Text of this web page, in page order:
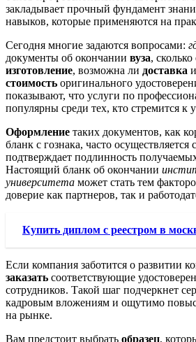
закладывает прочный фундамент
навыков, которые применяются на
Сегодня многие задаются вопросами:
документы об окончании вуза,
изготовление, возможна ли доставка
стоимость оригинального
показывают, что услуги по
популярны среди тех, кто стремится к
Оформление таких документов, как
бланк с гознака, часто осуществляется
подтверждает подлинность
Настоящий бланк об окончании
университета может стать тем
доверие как партнеров, так и
Купить диплом с реестром в
Если компания заботится о развитии
заказать соответствующие
сотрудников. Такой шаг подчеркнет
кадровым вложениям и ощутимо
на рынке.
Вам предстоит выбрать образец,